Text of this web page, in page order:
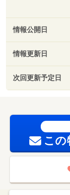
情報公開日
情報更新日
次回更新予定日
この